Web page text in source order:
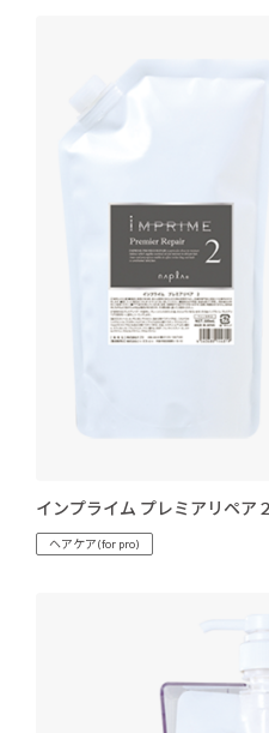
インプライム プレミアリペア
ヘアケア(for pro)